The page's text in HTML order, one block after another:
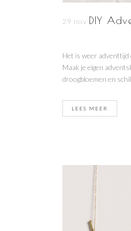
29 nov DIY
Het is weer
Maak je eigen
droogbloemen en
LEES MEER